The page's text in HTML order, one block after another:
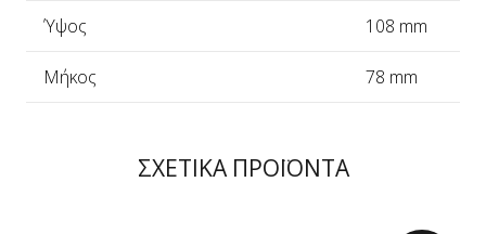
Ύψος 108 mm
Μήκος 78 mm
ΣΧΕΤΙΚΑ ΠΡΟΪΟΝΤΑ